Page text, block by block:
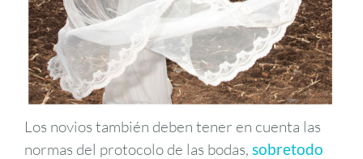
Los novios también deben tener en cuenta las
normas del protocolo de las bodas, sobretodo